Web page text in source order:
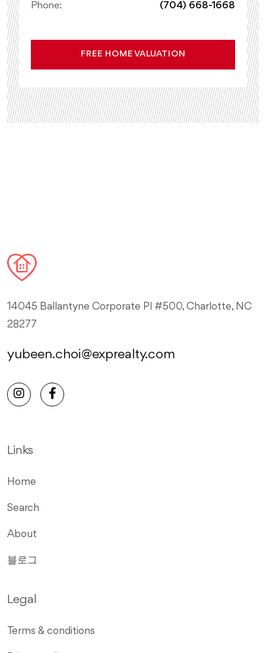
Phone: (704) 668-1668
FREE HOME VALUATION
14045 Ballantyne Corporate Pl #500, Charlotte, NC
28277
yubeen.choi@exprealty.com
Links
Home
Search
About
블로그
Legal
Terms & conditions